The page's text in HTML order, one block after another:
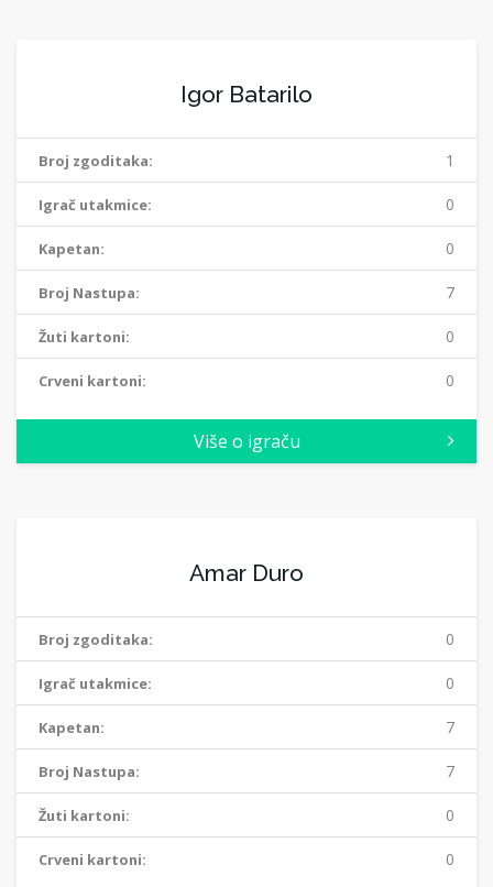
Igor Batarilo
Broj zgoditaka: 1
Igrač utakmice: 0
Kapetan: 0
Broj Nastupa: 7
Žuti kartoni: 0
Crveni kartoni: 0
Više o igraču
Amar Duro
Broj zgoditaka: 0
Igrač utakmice: 0
Kapetan: 7
Broj Nastupa: 7
Žuti kartoni: 0
Crveni kartoni: 0